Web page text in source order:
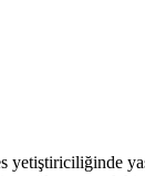
yetiştiriciliğinde